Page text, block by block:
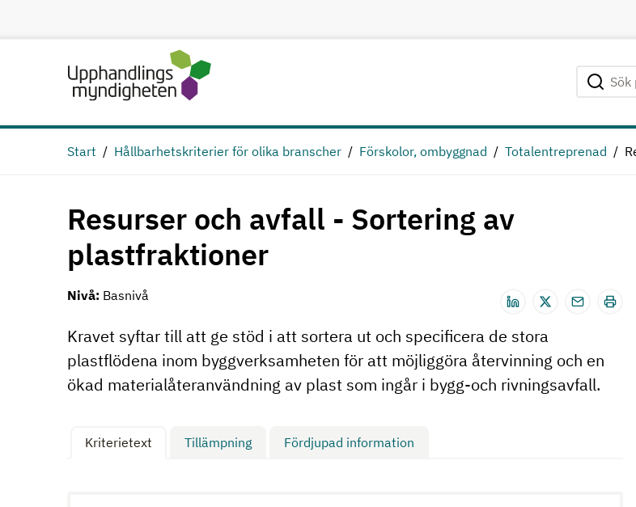
Sök på
Start Hållbarhetskriterier för olika branscher Förskolor, ombyggnad Totalentreprenad
Resurser och avfall - Sortering av
plastfraktioner
Nivå: Basnivå
Kravet syftar till att ge stöd i att sortera ut och specificera de stora
plastflödena inom byggverksamheten för att möjliggöra återvinning och en
ökad materialåteranvändning av plast som ingår i bygg-och rivningsavfall.
Kriterietext Tillämpning Fördjupad information